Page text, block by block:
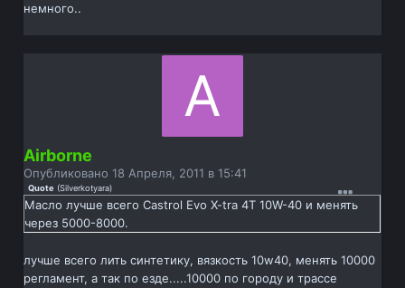
немного..
Airborne
Опубликовано18 Апреля, 2011 в 15:41
Quote (Silverkotyara)
Масло лучше всего Castrol Evo X-tra 4T 10W-40 и менять
через 5000-8000.
лучше всего лить синтетику, вязкость 10w40, менять 10000
регламент, а так по езде.....10000 по городу и трассе